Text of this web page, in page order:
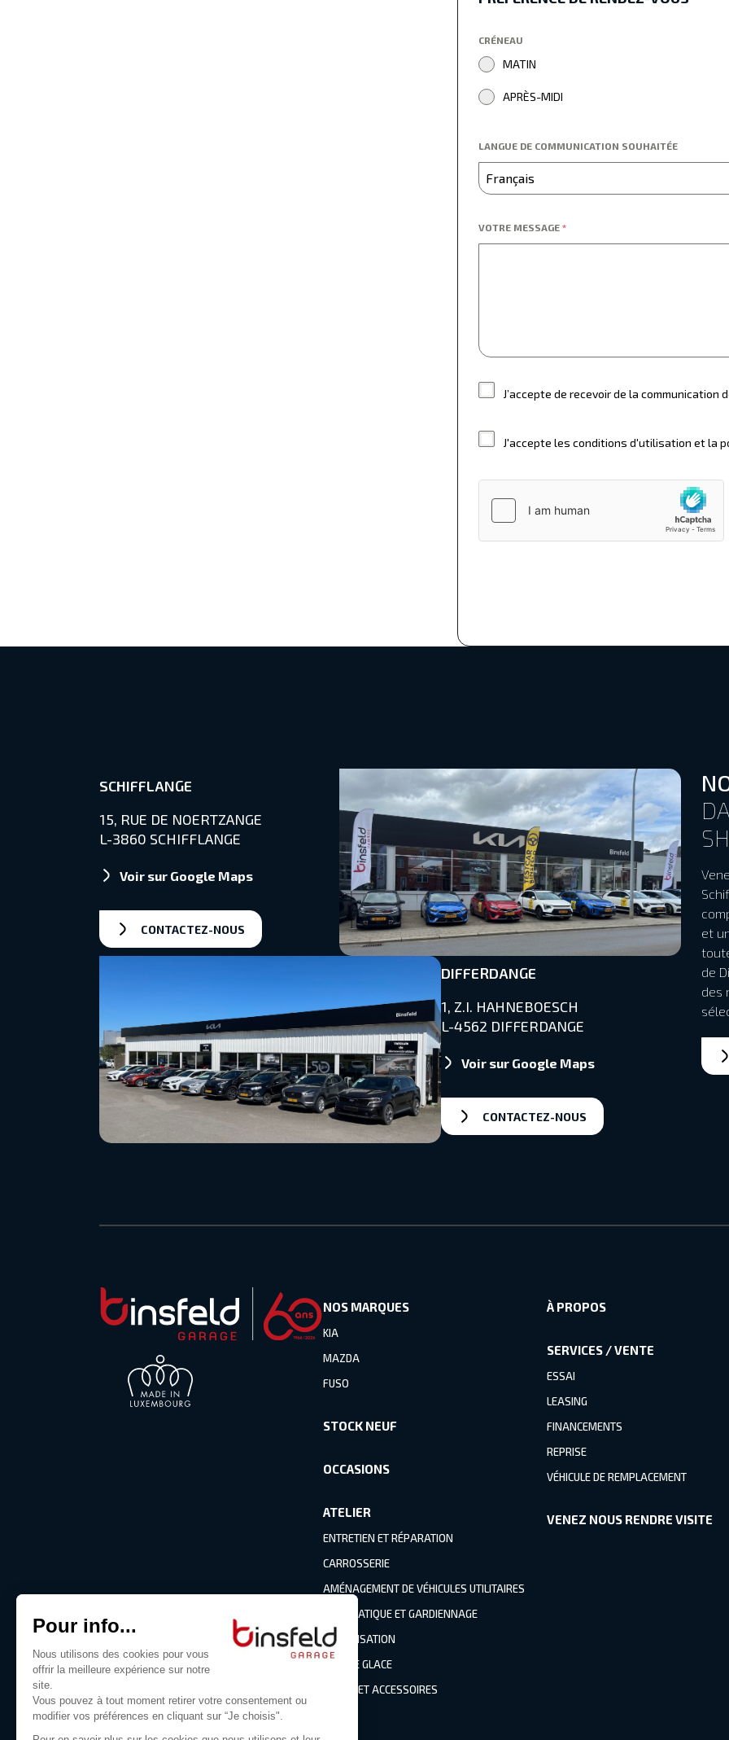
CRÉNEAU
MATIN
APRÈS-MIDI
LANGUE DE COMMUNICATION SOUHAITÉE
Français
VOTRE MESSAGE *
J’accepte de recevoir de la communication
J'accepte les conditions d'utilisation et la
SCHIFFLANGE
15, RUE DE NOERTZANGE
L-3860 SCHIFFLANGE
Voir sur Google Maps
CONTACTEZ-NOUS
DIFFERDANGE
1, Z.I. HAHNEBOESCH
L-4562 DIFFERDANGE
Voir sur Google Maps
CONTACTEZ-NOUS
et
de
des
NOS MARQUES
KIA
MAZDA
FUSO
STOCK NEUF
OCCASIONS
ATELIER
ENTRETIEN ET RÉPARATION
CARROSSERIE
AMÉNAGEMENT DE VÉHICULES UTILITAIRES
PNEUMATIQUE ET GARDIENNAGE
CLIMATISATION
BRIS DE GLACE
PIÈCES ET ACCESSOIRES
À PROPOS
SERVICES / VENTE
ESSAI
LEASING
FINANCEMENTS
REPRISE
VÉHICULE DE REMPLACEMENT
VENEZ NOUS RENDRE VISITE